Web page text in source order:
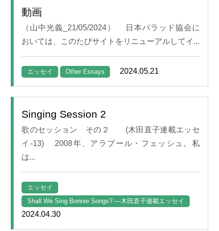
動画
（山中光義_21/05/2024） 日本バラッド協会に
おいては、このたびサイトをリニューアルしてイ...
エッセイ Other Essays 2024.05.21
Singing Session 2
歌のセッション その２ (木田直子連載エッセ
イ-13) 2008年、アラプール・フェッシュ。私
は...
エッセイ
Shall We Sing Bonnie Songs? —木田直子連載エッセイ
2024.04.30